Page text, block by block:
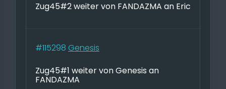
Zug45#2 weiter von FANDAZMA an Eric
#115298 Genesis
Zug45#1 weiter von Genesis an
FANDAZMA